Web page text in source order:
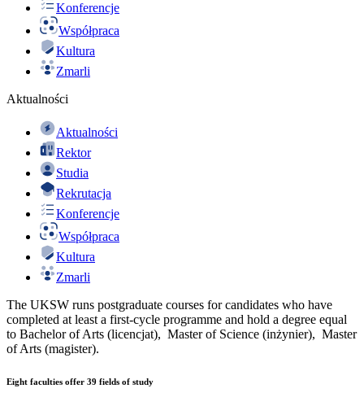
Konferencje
Współpraca
Kultura
Zmarli
Aktualności
Aktualności
Rektor
Studia
Rekrutacja
Konferencje
Współpraca
Kultura
Zmarli
The UKSW runs postgraduate courses for candidates who have
completed at least a first-cycle programme and hold a degree equal
to Bachelor of Arts (licencjat), Master of Science (inżynier), Master
of Arts (magister).
Eight faculties offer 39 fields of study